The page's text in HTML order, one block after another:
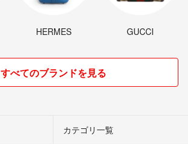
HERMES GUCCI
すべてのブランドを見る
カテゴリ一覧